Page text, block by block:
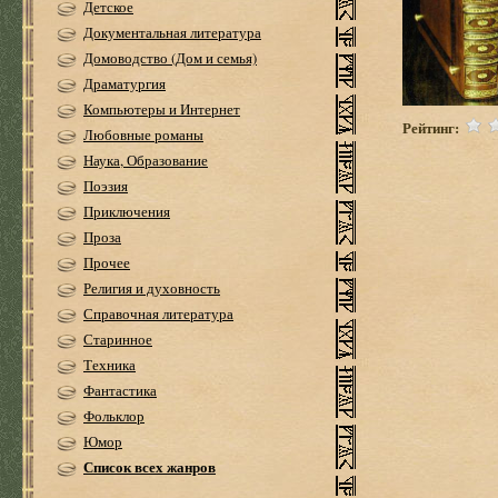
Детское
Документальная литература
Домоводство (Дом и семья)
Драматургия
Компьютеры и Интернет
Любовные романы
Наука, Образование
Поэзия
Приключения
Проза
Прочее
Религия и духовность
Справочная литература
Старинное
Техника
Фантастика
Фольклор
Юмор
Список всех жанров
Рейтинг: